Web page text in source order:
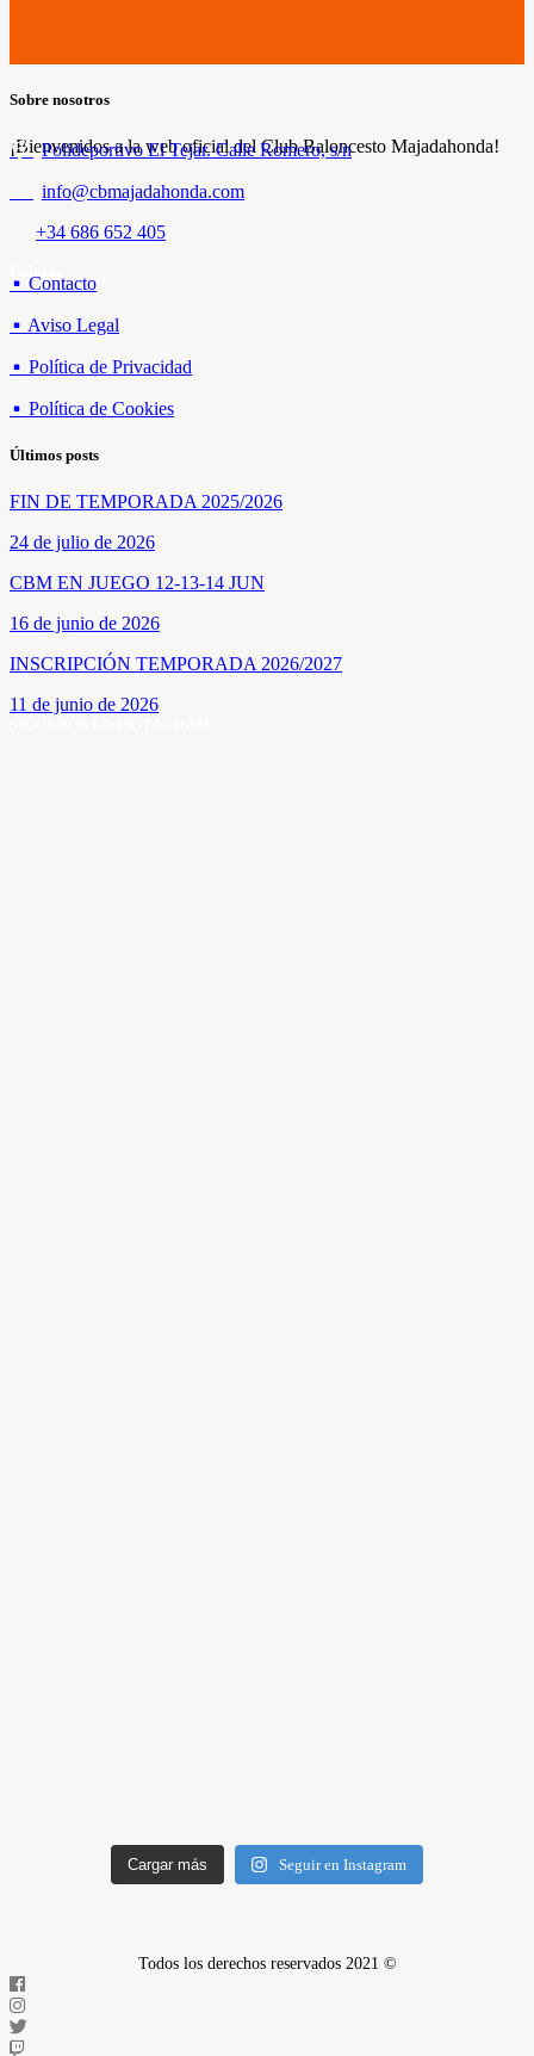
Sobre nosotros
¡Bienvenidos a la web oficial del Club Baloncesto Majadahonda!
Polideportivo El Tejar. Calle Romero, s/n
info@cbmajadahonda.com
+34 686 652 405
Contacto
Aviso Legal
Política de Privacidad
Política de Cookies
Últimos posts
FIN DE TEMPORADA 2025/2026
24 de julio de 2026
CBM EN JUEGO 12-13-14 JUN
16 de junio de 2026
INSCRIPCIÓN TEMPORADA 2026/2027
11 de junio de 2026
Cargar más Seguir en Instagram
Todos los derechos reservados 2021 ©